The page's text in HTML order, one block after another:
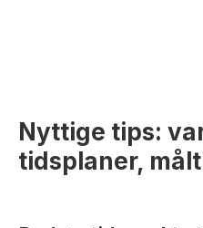
Nyttige tips:
tidsplaner,